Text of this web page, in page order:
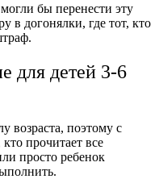
бы перенести эту
в догонялки, где тот, кто
для детей 3-6
возраста, поэтому с
прочитает все
просто ребенок